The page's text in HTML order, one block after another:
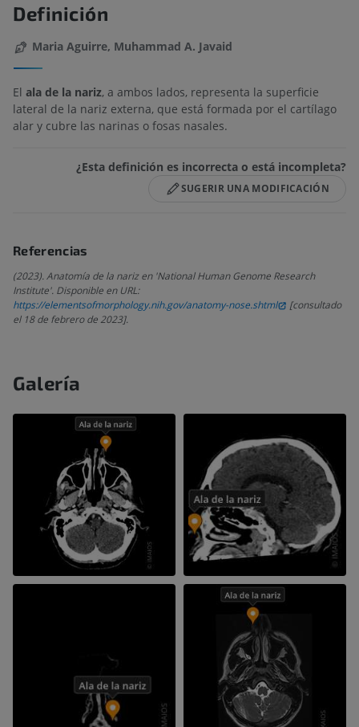
Definición
Maria Aguirre, Muhammad A. Javaid
El ala de la nariz, a ambos lados, representa la superficie
lateral de la nariz externa, que está formada por el cartílago
alar y cubre las narinas o fosas nasales.
¿Esta definición es incorrecta o está incompleta?
SUGERIR UNA MODIFICACIÓN
Referencias
(2023). Anatomía de la nariz en 'National Human Genome Research
Institute'. Disponible en URL:
https://elementsofmorphology.nih.gov/anatomy-nose.shtml
[consultado
el 18 de febrero de 2023].
Galería